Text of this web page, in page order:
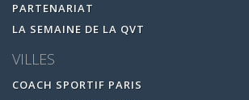
PARTENARIAT
LA SEMAINE DE LA QVT
VILLES
COACH SPORTIF PARIS